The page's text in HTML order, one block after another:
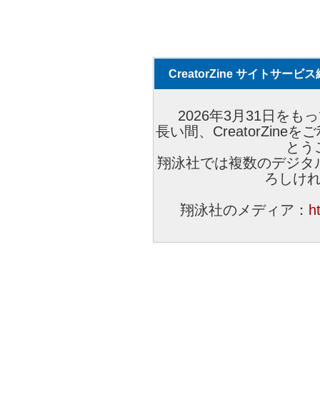
CreatorZine サイトサービス
2026年3月31日をも
長い間、CreatorZineを
とう
翔泳社では複数のデジ
ろしけ
翔泳社のメディア：